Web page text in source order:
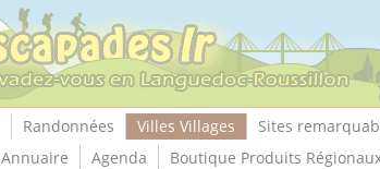
Randonnées Villes Villages Sites
Annuaire Agenda
Boutique Produits